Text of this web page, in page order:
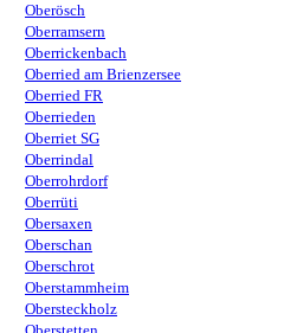
Oberösch
Oberramsern
Oberrickenbach
Oberried am Brienzersee
Oberried FR
Oberrieden
Oberriet SG
Oberrindal
Oberrohrdorf
Oberrüti
Obersaxen
Oberschan
Oberschrot
Oberstammheim
Obersteckholz